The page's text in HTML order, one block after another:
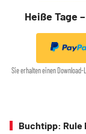
Heiße Tage
Sie erhalten einen
Buchtipp: Rule